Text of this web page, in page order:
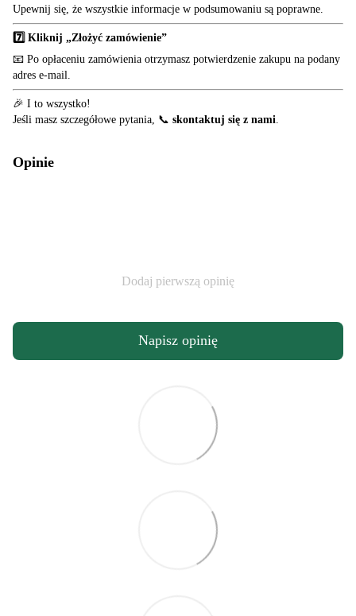
Upewnij się, że wszystkie informacje w podsumowaniu są poprawne.
7️⃣ Kliknij „Złożyć zamówienie”
📧 Po opłaceniu zamówienia otrzymasz potwierdzenie zakupu na podany
adres e-mail.
🎉 I to wszystko!
Jeśli masz szczegółowe pytania, 📞 skontaktuj się z nami
Opinie
Dodaj pierwszą opinię
Napisz opinię